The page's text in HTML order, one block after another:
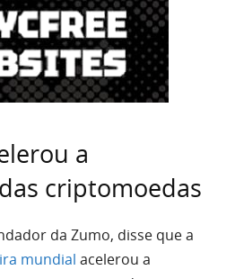
a
criptomoedas
da Zumo, disse que a
mundial acelerou a